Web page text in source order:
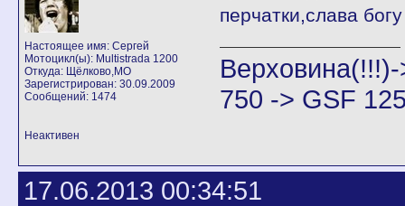
Настоящее имя: Сергей
Мотоцикл(ы): Multistrada 1200
Откуда: Щёлково,МО
Зарегистрирован: 30.09.2009
Сообщений: 1474
перчатки,слава
750 -> GSF
Неактивен
17.06.2013 00:34:51